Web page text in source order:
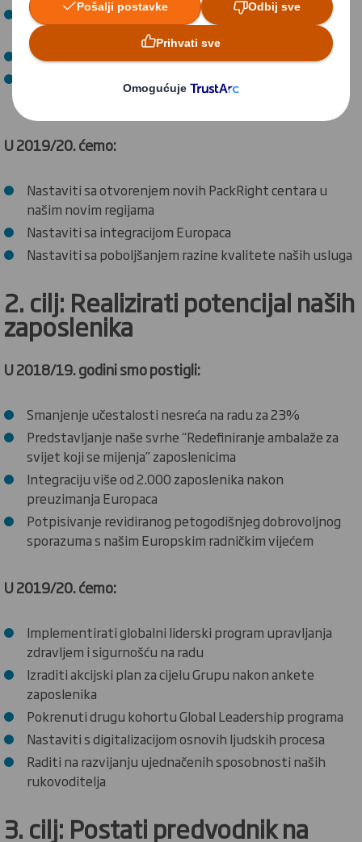
Obnovu ekskluzivnog dugoročnog ugovora s
Mondelezom
Poboljšanje usluga i kvalitete
bismo ujedinili ponudu za naše kupace
U 2019/20. ćemo:
Nastaviti sa otvorenjem novih PackRight centara u
našim novim regijama
Nastaviti sa integracijom Europaca
Nastaviti sa poboljšanjem razine kvalitete naših usluga
2. cilj: Realizirati potencijal naših
zaposlenika
U 2018/19. godini smo postigli:
Smanjenje učestalosti nesreća na radu za 23%
Predstavljanje naše svrhe “Redefiniranje ambalaže za
svijet koji se mijenja” zaposlenicima
Integraciju više od 2.000 zaposlenika nakon
preuzimanja Europaca
Potpisivanje revidiranog petogodišnjeg dobrovoljnog
sporazuma s našim Europskim radničkim vijećem
U 2019/20. ćemo:
Implementirati globalni liderski program upravljanja
zdravljem i sigurnošću na radu
Izraditi akcijski plan za cijelu Grupu nakon ankete
zaposlenika
Pokrenuti drugu kohortu Global Leadership programa
Nastaviti s digitalizacijom osnovih ljudskih procesa
Raditi na razvijanju ujednačenih sposobnosti naših
rukovoditelja
3. cilj: Postati predvodnik na